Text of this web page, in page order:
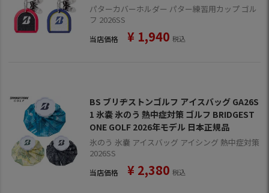
パターカバーホルダー パター練習用カップ ゴル
フ 2026SS
当店価格 ¥ 1,940 税込
BS ブリヂストンゴルフ アイスバッグ GA26S
1 氷嚢 氷のう 熱中症対策 ゴルフ BRIDGEST
ONE GOLF 2026年モデル 日本正規品
氷のう 氷嚢 アイスバッグ アイシング 熱中症対策
2026SS
当店価格 ¥ 2,380 税込